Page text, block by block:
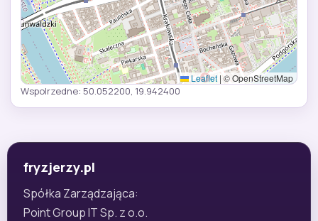
Leaflet | © OpenStreetMap
Wspolrzedne: 50.052200, 19.942400
fryzjerzy.pl
Spółka Zarządzająca:
Point Group IT Sp. z o.o.